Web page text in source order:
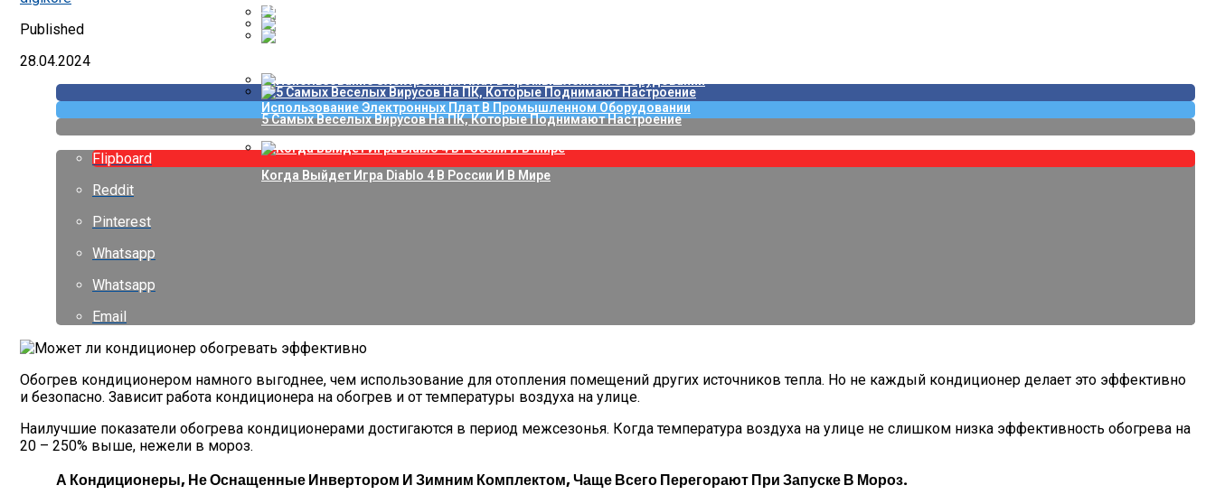
Проверка Воды Из Скважины На Пригодность Для Питья
Использование Электронных Плат В Промышленном Оборудовании
“Поиграйте, Детки” — Самые Вредные Игры И Их Последствия
5 Самых Веселых Вирусов На ПК, Которые Поднимают Настроение
Когда Выйдет Игра Diablo 4 В России И В Мире
Published
28.04.2024
Flipboard
Reddit
Pinterest
Whatsapp
Whatsapp
Email
Обогрев кондиционером намного выгоднее, чем использование для отопления помещений других источников тепла. Но не каждый кондиционер делает это эффективно
и безопасно. Зависит работа кондиционера на обогрев и от температуры воздуха на улице.
Наилучшие показатели обогрева кондиционерами достигаются в период межсезонья. Когда температура воздуха на улице не слишком низка эффективность обогрева на
20 – 250% выше, нежели в мороз.
А Кондиционеры, Не Оснащенные Инвертором И Зимним Комплектом, Чаще Всего Перегорают При Запуске В Мороз.